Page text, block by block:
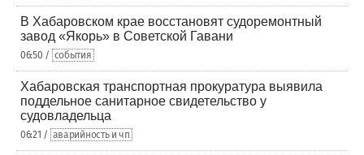
В Хабаровском крае восстановят судоремонтный
завод «Якорь» в Советской Гавани
06:50 / события
Хабаровская транспортная прокуратура выявила
поддельное санитарное свидетельство у
судовладельца
06:21 / аварийность и чп